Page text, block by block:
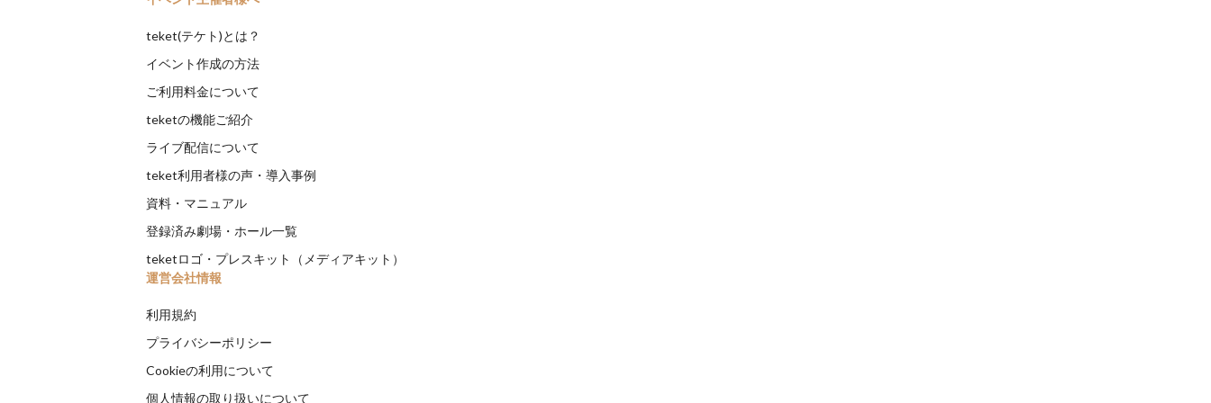
teket(テケト)とは？
イベント作成の方法
ご利用料金について
teketの機能ご紹介
ライブ配信について
teket利用者様の声・導入事例
資料・マニュアル
登録済み劇場・ホール一覧
teketロゴ・プレスキット（メディアキット）
運営会社情報
利用規約
プライバシーポリシー
Cookieの利用について
個人情報の取り扱いについて